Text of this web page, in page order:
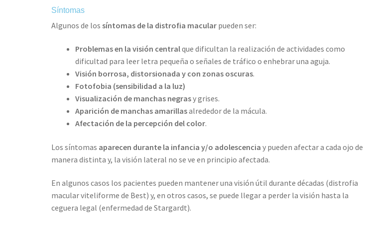
Síntomas
Algunos de lossíntomas de la distrofia macular pueden ser:
Problemas en la visión centralque dificultan la realización de actividades como
dificultad para leer letra pequeña o señales de tráfico o enhebrar una aguja.
Visión borrosa, distorsionada y con zonas oscuras.
Fotofobia (sensibilidad a la luz)
Visualización de manchas negrasy grises.
Aparición de manchas amarillasalrededor de la mácula.
Afectación de la percepción del color.
Los síntomas aparecen durante la infancia y/o adolescenciay pueden afectar a cada ojo de
manera distinta y, la visión lateral no se ve en principio afectada.
En algunos casos los pacientes pueden mantener una visión útil durante décadas (distrofia
macular viteliforme de Best) y, en otros casos, se puede llegar a perder la visión hasta la
ceguera legal (enfermedad de Stargardt).